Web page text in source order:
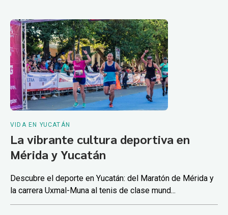
VIDA EN YUCATÁN
La vibrante cultura deportiva en
Mérida y Yucatán
Descubre el deporte en Yucatán: del Maratón de Mérida y
la carrera Uxmal-Muna al tenis de clase mund...